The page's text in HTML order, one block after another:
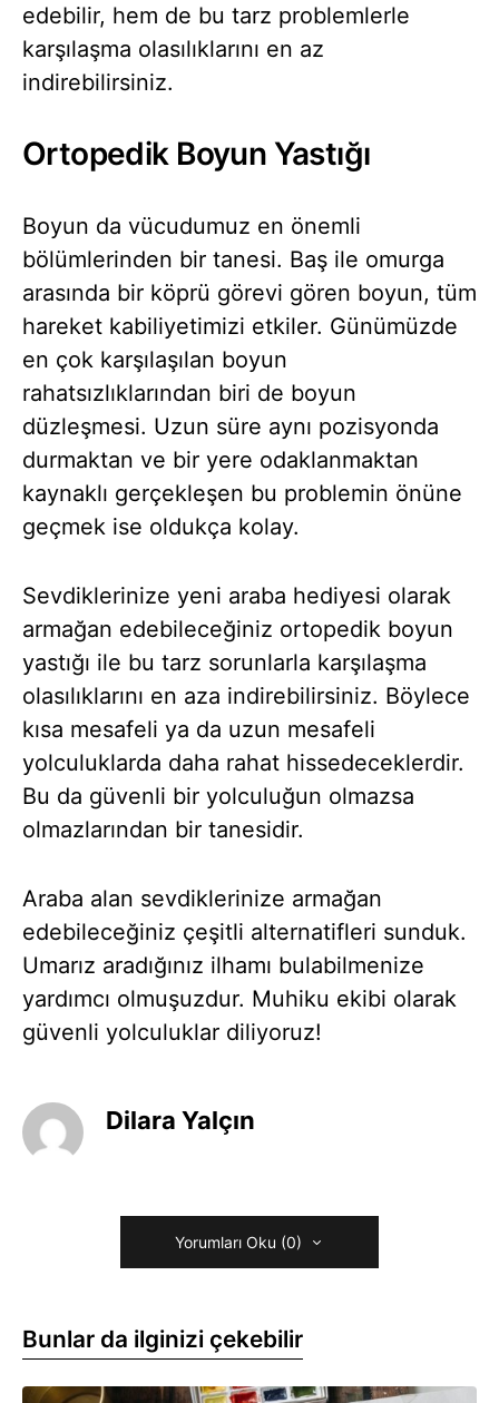
edebilir, hem de bu tarz problemlerle
karşılaşma olasılıklarını en az
indirebilirsiniz.
Ortopedik Boyun Yastığı
Boyun da vücudumuz en önemli
bölümlerinden bir tanesi. Baş ile omurga
arasında bir köprü görevi gören boyun, tüm
hareket kabiliyetimizi etkiler. Günümüzde
en çok karşılaşılan boyun
rahatsızlıklarından biri de boyun
düzleşmesi. Uzun süre aynı pozisyonda
durmaktan ve bir yere odaklanmaktan
kaynaklı gerçekleşen bu problemin önüne
geçmek ise oldukça kolay.
Sevdiklerinize yeni araba hediyesi olarak
armağan edebileceğiniz ortopedik boyun
yastığı ile bu tarz sorunlarla karşılaşma
olasılıklarını en aza indirebilirsiniz. Böylece
kısa mesafeli ya da uzun mesafeli
yolculuklarda daha rahat hissedeceklerdir.
Bu da güvenli bir yolculuğun olmazsa
olmazlarından bir tanesidir.
Araba alan sevdiklerinize armağan
edebileceğiniz çeşitli alternatifleri sunduk.
Umarız aradığınız ilhamı bulabilmenize
yardımcı olmuşuzdur. Muhiku ekibi olarak
güvenli yolculuklar diliyoruz!
Dilara Yalçın
Yorumları Oku (0)
Bunlar da ilginizi çekebilir